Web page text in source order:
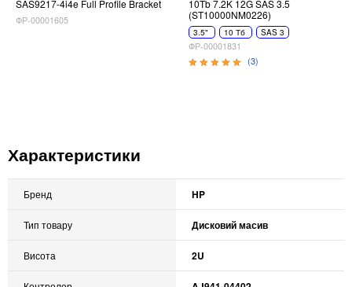
SAS9217-4i4e Full Profile Bracket
ФР-00001605
10Tb 7.2K 12G SAS 3.5
(ST10000NM0226)
3.5" 10 Тб SAS 3
ФР-00001831
(3)
Характеристики
Бренд HP
Тип товару Дисковий масив
Висота 2U